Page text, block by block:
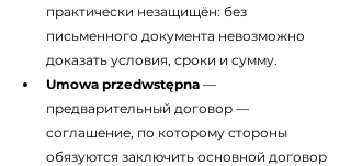
практически незащищён: без
письменного документа невозможно
доказать условия, сроки и сумму.
Umowa przedwstępna —
предварительный договор —
соглашение, по которому стороны
обязуются заключить основной договор